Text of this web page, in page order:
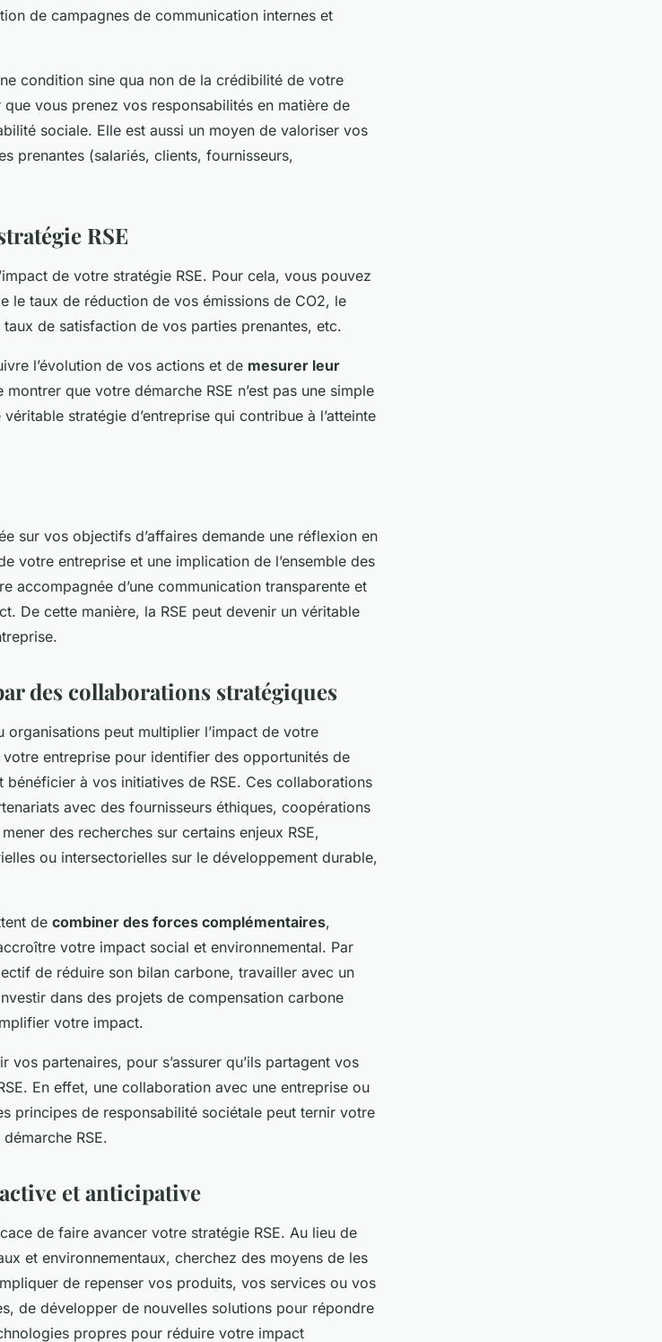
de campagnes de communication internes et
condition sine qua non de la crédibilité de votre
vous prenez vos responsabilités en matière de
sociale. Elle est aussi un moyen de valoriser vos
prenantes (salariés, clients, fournisseurs,
RSE
de votre stratégie RSE. Pour cela, vous pouvez
le taux de réduction de vos émissions de CO2, le
de satisfaction de vos parties prenantes, etc.
l’évolution de vos actions et de mesurer leur
que votre démarche RSE n’est pas une simple
stratégie d’entreprise qui contribue à l’atteinte
sur vos objectifs d’affaires demande une réflexion en
votre entreprise et une implication de l’ensemble des
accompagnée d’une communication transparente et
De cette manière, la RSE peut devenir un véritable
des collaborations stratégiques
organisations peut multiplier l’impact de votre
entreprise pour identifier des opportunités de
à vos initiatives de RSE. Ces collaborations
avec des fournisseurs éthiques, coopérations
des recherches sur certains enjeux RSE,
ou intersectorielles sur le développement durable,
de combiner des forces complémentaires,
votre impact social et environnemental. Par
de réduire son bilan carbone, travailler avec un
dans des projets de compensation carbone
votre impact.
partenaires, pour s’assurer qu’ils partagent vos
En effet, une collaboration avec une entreprise ou
principes de responsabilité sociétale peut ternir votre
RSE.
et anticipative
de faire avancer votre stratégie RSE. Au lieu de
et environnementaux, cherchez des moyens de les
de repenser vos produits, vos services ou vos
de développer de nouvelles solutions pour répondre
propres pour réduire votre impact